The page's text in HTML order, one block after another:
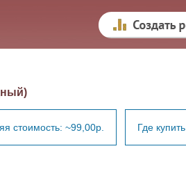
стоимость: ~99,00р. Где купить